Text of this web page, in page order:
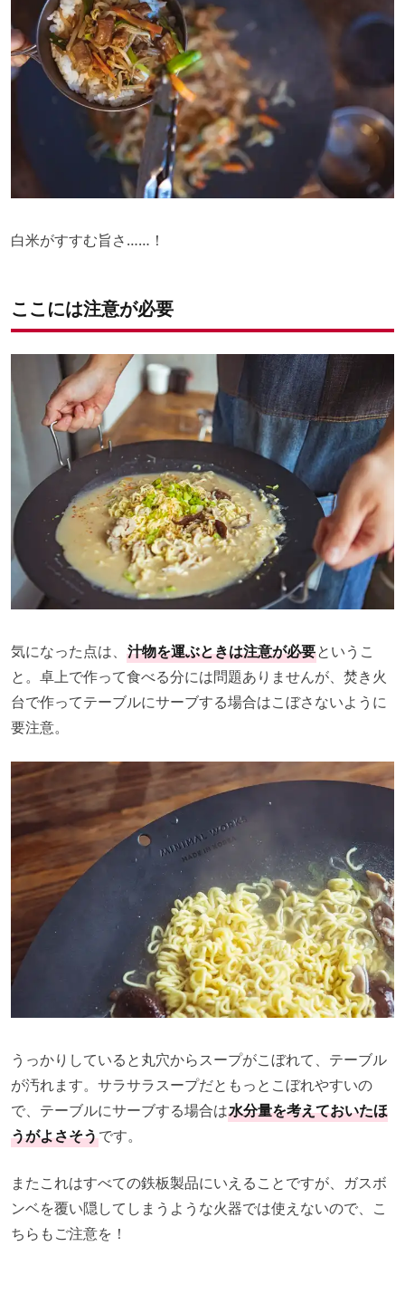
白米がすすむ旨さ……！
ここには注意が必要
気になった点は、 汁物を運ぶときは注意が必要というこ
と。卓上で作って食べる分には問題ありませんが、焚き火
台で作ってテーブルにサーブする場合はこぼさないように
要注意。
うっかりしていると丸穴からスープがこぼれて、テーブル
が汚れます。サラサラスープだともっとこぼれやすいの
で、テーブルにサーブする場合は水分量を考えておいたほ
うがよさそうです。
またこれはすべての鉄板製品にいえることですが、ガスボ
ンベを覆い隠してしまうような火器では使えないので、こ
ちらもご注意を！